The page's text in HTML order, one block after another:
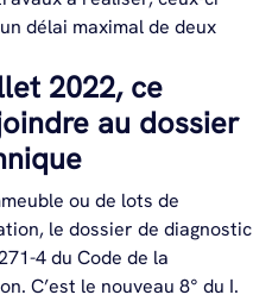
délai maximal de deux
2022, ce
au dossier
ou de lots de
le dossier de diagnostic
4 du Code de la
C’est le nouveau 8° du I.